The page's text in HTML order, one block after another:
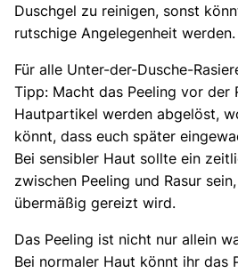
Duschgel zu reinigen, sonst
rutschige Angelegenheit werden.
Für alle Unter-der-Dusche-
Tipp: Macht das Peeling vor der
Hautpartikel werden abgelöst,
könnt, dass euch später
Bei sensibler Haut sollte ein
zwischen Peeling und Rasur
übermäßig gereizt wird.
Das Peeling ist nicht nur allein
Bei normaler Haut könnt ihr das